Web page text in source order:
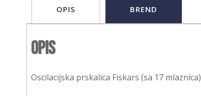
OPIS BREND
Opis
Oscilacijska prskalica Fiskars (sa 17 mlaznica)